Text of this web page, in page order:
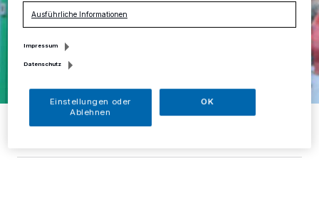
Julian Rüttgers vom Weltspiegel Kino.
Ausführliche Informationen
Impressum
Datenschutz
Einstellungen oder
Ablehnen
OK